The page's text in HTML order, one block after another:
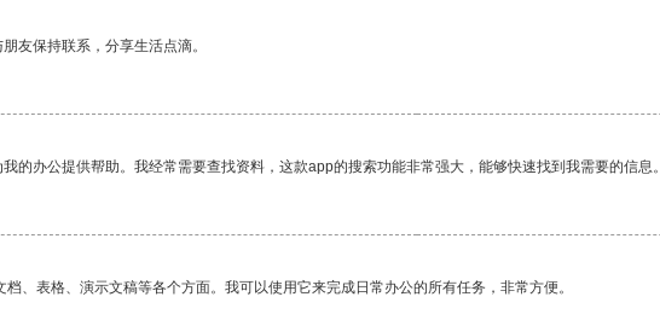
友保持联系，分享生活点滴。
的办公提供帮助。我经常需要查找资料，这款app的搜索功能非常强大，能够快速找到我需要的信息。
、表格、演示文稿等各个方面。我可以使用它来完成日常办公的所有任务，非常方便。